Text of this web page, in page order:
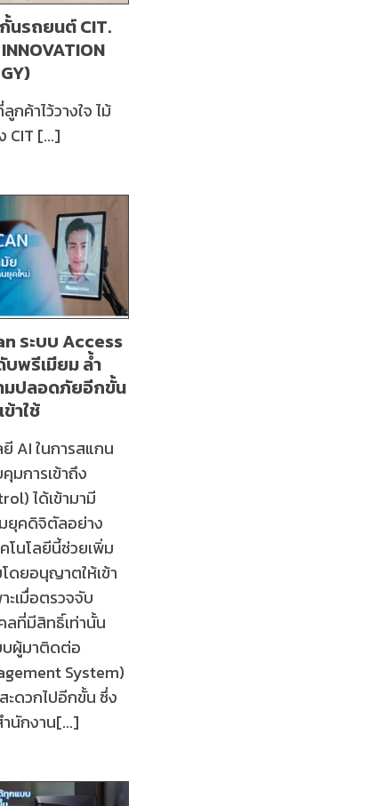
นรถยนต์ CIT.
ค้าไว้วางใจ ไม้
CIT [...]
ระบบ Access
พรีเมียม ล้ำ
มปลอดภัยอีกขั้น
าใช้
ยี AI ในการสแกน
มการเข้าถึง
ได้เข้ามามี
ยุคดิจิตัลอย่าง
โนโลยีนี้ช่วยเพิ่ม
ดยอนุญาตให้เข้า
ะเมื่อตรวจจับ
ลที่มีสิทธิ์เท่านั้น
ผู้มาติดต่อ
System)
ะดวกไปอีกขั้น ซึ่ง
นักงาน[...]